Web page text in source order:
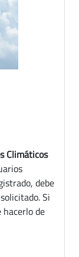
Climáticos
debe
Si
hacerlo de